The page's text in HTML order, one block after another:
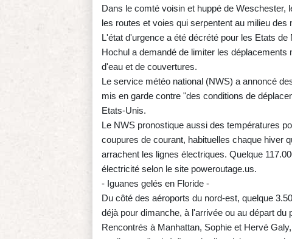
Dans le comté voisin et huppé de
les routes et voies qui serpentent au milieu
L'état d'urgence a été décrété pour les Etats
Hochul a demandé de limiter les
d'eau et de couvertures.
Le service météo national (NWS) a annoncé
mis en garde contre "des conditions de
Etats-Unis.
Le NWS pronostique aussi des températures
coupures de courant, habituelles chaque hiver
arrachent les lignes électriques. Quelque
électricité selon le site poweroutage.us.
- Iguanes gelés en Floride -
Du côté des aéroports du nord-est, quelque
déjà pour dimanche, à l'arrivée ou au départ
Rencontrés à Manhattan, Sophie et Hervé